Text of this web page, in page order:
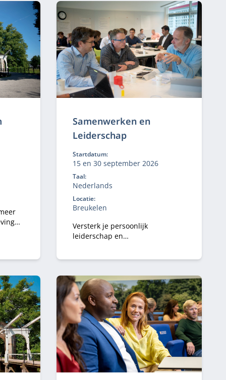
en
Samenwerken en
Leiderschap
Startdatum:
15 en 30 september 2026
Taal:
Nederlands
Locatie:
Breukelen
Versterk je persoonlijk
leiderschap en
past dit direct toe in complexe
publiek‑private contexten.